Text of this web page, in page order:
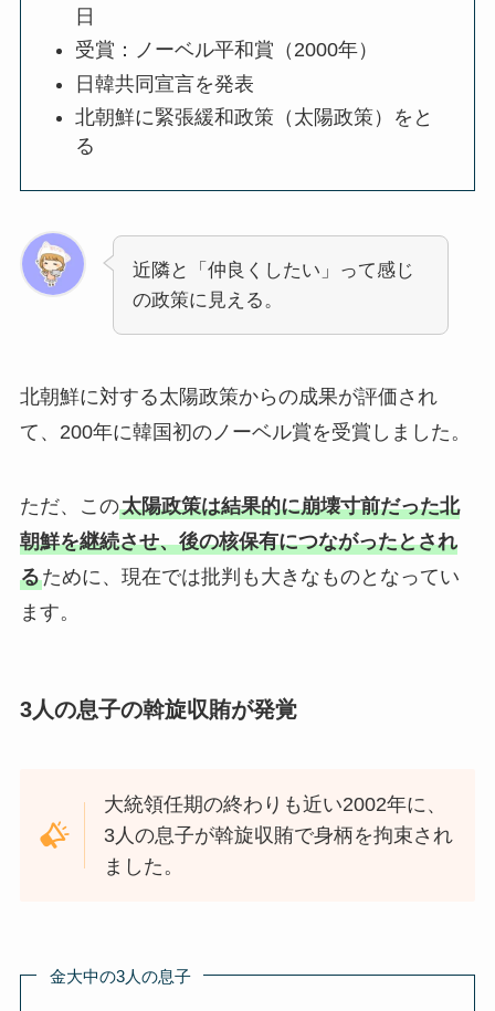
日
受賞：ノーベル平和賞（2000年）
日韓共同宣言を発表
北朝鮮に緊張緩和政策（太陽政策）をと
る
近隣と「仲良くしたい」って感じ
の政策に見える。
北朝鮮に対する太陽政策からの成果が評価され
て、200年に韓国初のノーベル賞を受賞しました。
ただ、この太陽政策は結果的に崩壊寸前だった北
朝鮮を継続させ、後の核保有につながったとされ
るために、現在では批判も大きなものとなってい
ます。
3人の息子の斡旋収賄が発覚
大統領任期の終わりも近い2002年に、
3人の息子が斡旋収賄で身柄を拘束され
ました。
金大中の3人の息子